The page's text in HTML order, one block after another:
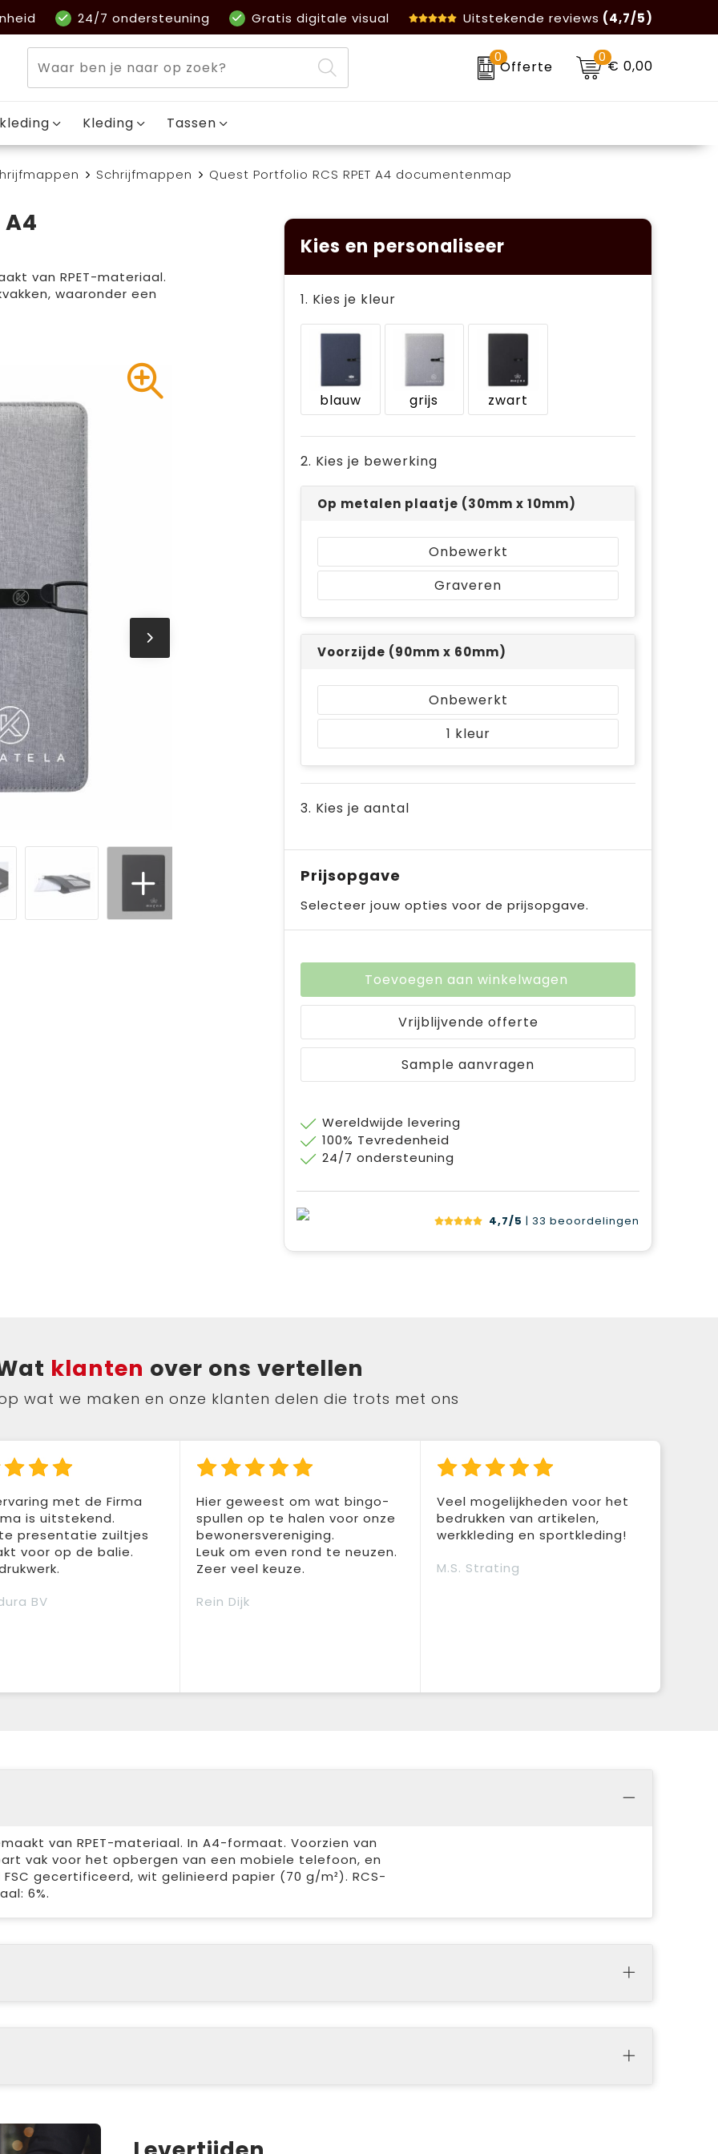
24/7 ondersteuning Gratis digitale visual Uitstekende reviews (4,7/5)
0
Offerte
0€ 0,00
Kleding Tassen
Schrijfmappen Quest Portfolio RCS RPET A4 documentenmap
A4
van RPET-materiaal.
waaronder een
Kies en personaliseer
1. Kies je kleur
blauw grijs zwart
2. Kies je bewerking
Op metalen plaatje (30mm x 10mm)
Onbewerkt
Graveren
Voorzijde (90mm x 60mm)
Onbewerkt
1
3. Kies je aantal
Prijsopgave
Selecteer jouw opties voor de prijsopgave.
Toevoegen aan winkelwagen
Vrijblijvende offerte
Sample aanvragen
Wereldwijde levering
100% Tevredenheid
24/7 ondersteuning
4,7/5 | 33 beoordelingen
klanten over ons vertellen
wat we maken en onze klanten delen die trots met ons
met de Firma
is uitstekend.
presentatie zuiltjes
voor op de balie.
BV
Hier geweest om wat bingo-
spullen op te halen voor onze
bewonersvereniging.
Leuk om even rond te neuzen.
Zeer veel keuze.
Rein Dijk
Veel mogelijkheden voor het
bedrukken van artikelen,
werkkleding en sportkleding!
M.S. Strating
van RPET-materiaal. In A4-formaat. Voorzien van
vak voor het opbergen van een mobiele telefoon, en
gecertificeerd, wit gelinieerd papier (70 g/m²). RCS-
6%.